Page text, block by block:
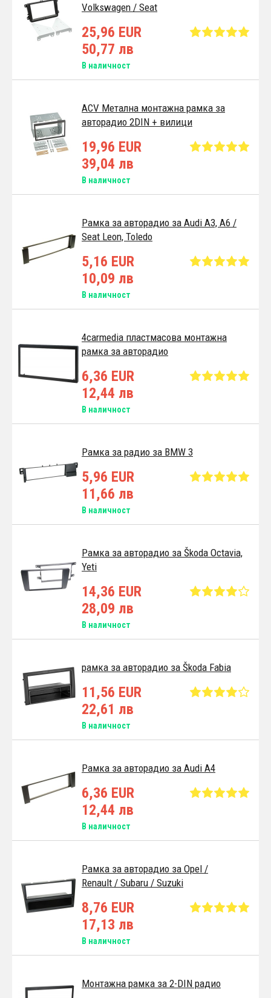
Volkswagen / Seat
25,96 EUR
50,77 лв
В наличност
ACV Метална монтажна рамка за
авторадио 2DIN + вилици
19,96 EUR
39,04 лв
В наличност
Pамка за авторадио за Audi A3, A6 /
Seat Leon, Toledo
5,16 EUR
10,09 лв
В наличност
4carmedia пластмасова монтажна
рамка за авторадио
6,36 EUR
12,44 лв
В наличност
Pамка за радио за BMW 3
5,96 EUR
11,66 лв
В наличност
Pамка за авторадио за Škoda Octavia,
Yeti
14,36 EUR
28,09 лв
В наличност
рамка за авторадио за Škoda Fabia
11,56 EUR
22,61 лв
В наличност
Pамка за авторадио за Audi A4
6,36 EUR
12,44 лв
В наличност
Pамка за авторадио за Opel /
Renault / Subaru / Suzuki
8,76 EUR
17,13 лв
В наличност
Монтажна рамка за 2-DIN радио